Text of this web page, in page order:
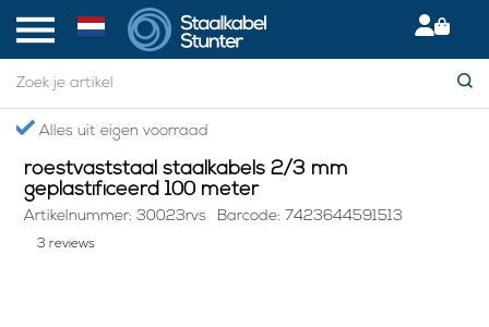
Alles uit eigen voorraad
Home > roestvaststaal staalkabels 2/3 mm geplastificeerd 100 meter
roestvaststaal staalkabels 2/3 mm
geplastificeerd 100 meter
Artikelnummer: 30023rvs Barcode: 7423644591513
3 reviews